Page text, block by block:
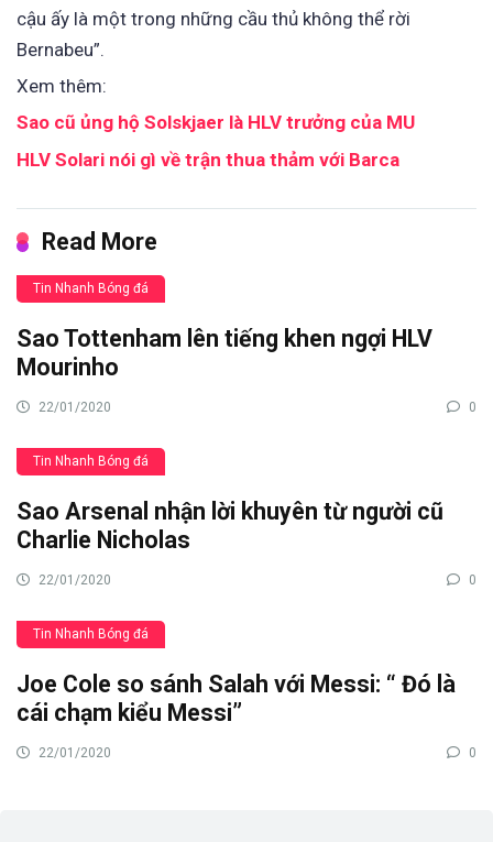
cậu ấy là một trong những cầu thủ không thể rời
Bernabeu”.
Xem thêm:
Sao cũ ủng hộ Solskjaer là HLV trưởng của MU
HLV Solari nói gì về trận thua thảm với Barca
Read More
Tin Nhanh Bóng đá
Sao Tottenham lên tiếng khen ngợi HLV
Mourinho
22/01/2020 0
Tin Nhanh Bóng đá
Sao Arsenal nhận lời khuyên từ người cũ
Charlie Nicholas
22/01/2020 0
Tin Nhanh Bóng đá
Joe Cole so sánh Salah với Messi: “ Đó là
cái chạm kiểu Messi”
22/01/2020 0